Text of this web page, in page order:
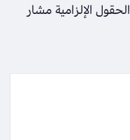
الحقول الإلزامية مشار